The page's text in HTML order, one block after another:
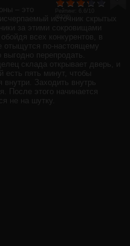
6326
– это
источник скрытых
за этими сокровищами
всех конкурентов, в
по-настоящему
перепродать.
склада открывает дверь, и
есть пять минут, чтобы
внутри. Заходить внутрь
После этого начинается
не на шутку.